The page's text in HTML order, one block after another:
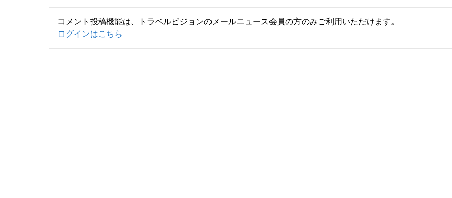
コメント投稿機能は、トラベルビジョンのメールニュース会員の方のみご利用いただけます。
ログインはこちら